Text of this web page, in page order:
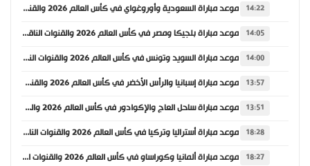
14:22 موعد مباراة السعودية وأوروغواي في كأس العالم 2026 والقنوات الناقلة
14:05 موعد مباراة بلجيكا ومصر في كأس العالم 2026 والقنوات الناقلة
14:00 موعد مباراة السويد وتونس في كأس العالم 2026 والقنوات الناقلة
13:57 موعد مباراة إسبانيا والرأس الأخضر في كأس العالم 2026 والقنوات الناقلة
13:51 موعد مباراة ساحل العاج والإكوادور في كأس العالم 2026 والقنوات الناقلة
18:28 موعد مباراة أستراليا وتركيا في كأس العالم 2026 والقنوات الناقلة
18:27 موعد مباراة ألمانيا وكوراساو في كأس العالم 2026 والقنوات الناقلة